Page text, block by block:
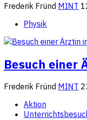
Frederik Fründ MINT
Physik
Besuch einer
Frederik Fründ MINT
Aktion